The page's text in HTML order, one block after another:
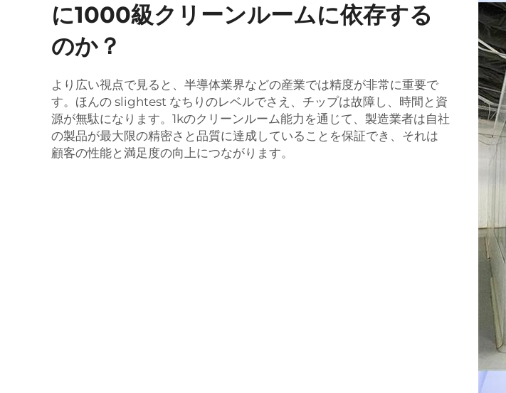
に1000級クリーンルームに依存する
のか？
より広い視点で見ると、半導体業界などの産業では精度が非常に重要で
す。ほんの slightest なちりのレベルでさえ、チップは故障し、時間と資
源が無駄になります。1kのクリーンルーム能力を通じて、製造業者は自社
の製品が最大限の精密さと品質に達成していることを保証でき、それは
顧客の性能と満足度の向上につながります。